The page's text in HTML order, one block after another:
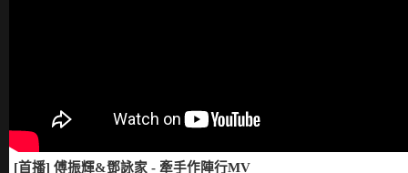
[首播] 傅振輝&鄧詠家 - 牽手作陣行MV